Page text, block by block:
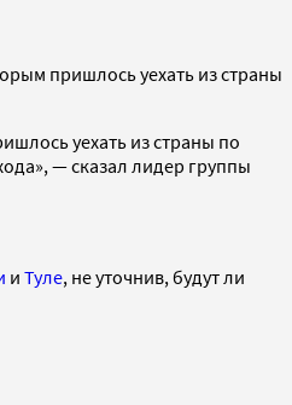
пришлось уехать из страны
уехать из страны по
— сказал лидер группы
и Туле, не уточнив, будут ли